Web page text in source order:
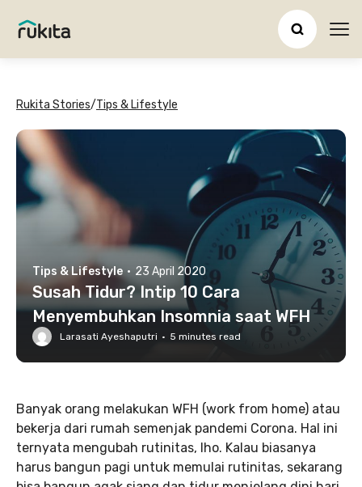
Rukita Stories/Tips & Lifestyle
Tips & Lifestyle · 23 April 2020
Susah Tidur? Intip 10 Cara
Menyembuhkan Insomnia saat WFH
Larasati Ayeshaputri · 5 minutes read
Banyak orang melakukan WFH (work from home) atau
bekerja dari rumah semenjak pandemi Corona. Hal ini
ternyata mengubah rutinitas, lho. Kalau biasanya
harus bangun pagi untuk memulai rutinitas, sekarang